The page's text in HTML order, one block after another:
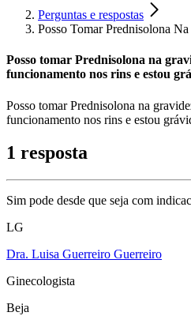
Perguntas e respostas
Posso Tomar Prednisolona
Posso tomar Prednisolona na
funcionamento nos rins e estou
Posso tomar Prednisolona na
funcionamento nos rins e estou
1 resposta
Sim pode desde que seja com
LG
Dra. Luisa Guerreiro Guerreiro
Ginecologista
Beja